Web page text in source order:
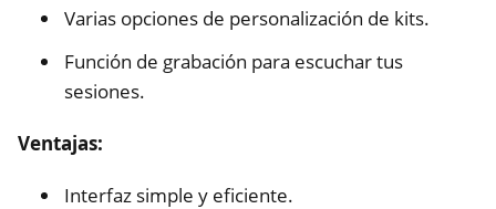
Varias opciones de personalización de kits.
Función de grabación para escuchar tus
sesiones.
Ventajas:
Interfaz simple y eficiente.